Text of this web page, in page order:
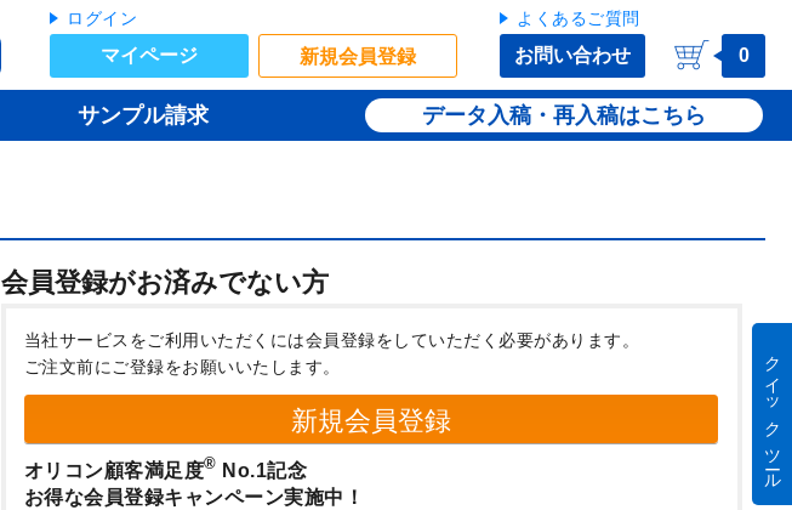
ログイン
マイページ 新規会員登録
よくあるご質問
お問い合わせ 0
サンプル請求 データ入稿・再入稿
会員登録がお済みでない方
当社サービスをご利用いただくには会員登録をしていただく必要があります。
ご注文前にご登録をお願いいたします。
新規会員登録
オリコン顧客満足度® No.1記念
お得な会員登録キャンペーン実施中！
クイック ツール